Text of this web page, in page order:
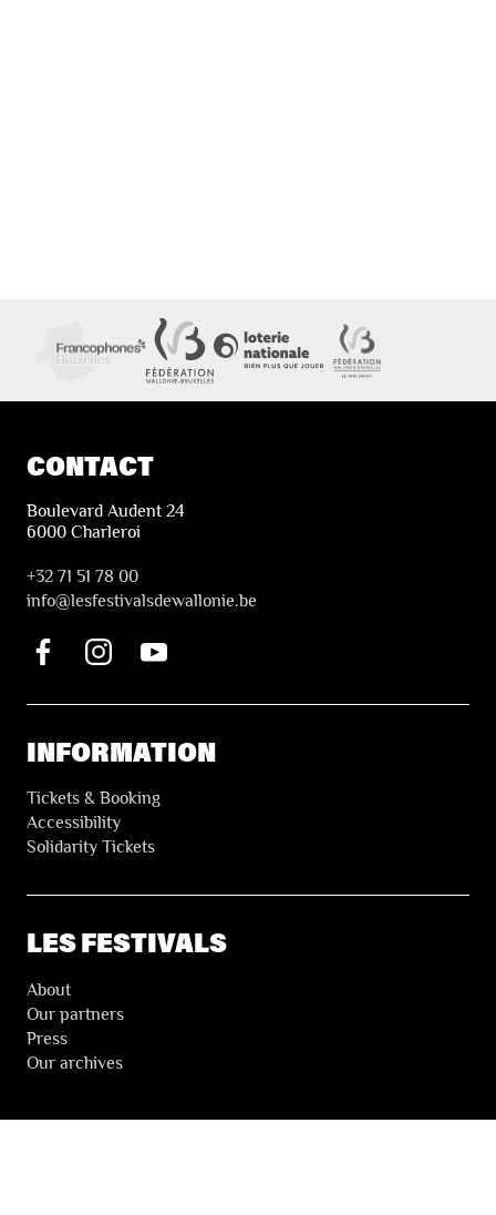
CONTACT
Boulevard Audent 24
6000 Charleroi
+32 71 51 78 00
info@lesfestivalsdewallonie.be
INFORMATION
Tickets & Booking
Accessibility
Solidarity Tickets
LES FESTIVALS
About
Our partners
Press
Our archives